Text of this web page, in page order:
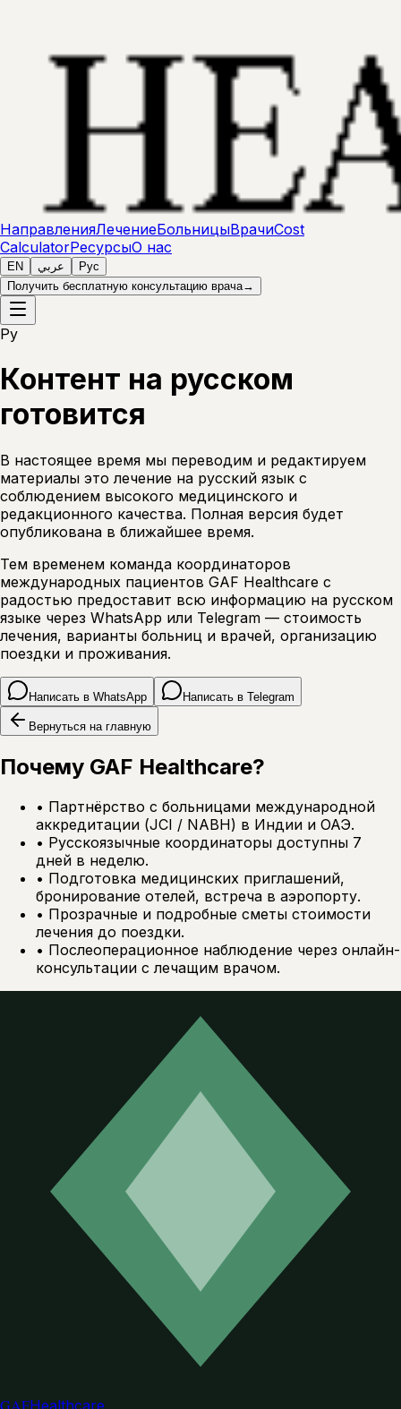
НаправленияЛечениеБольницыВрачиCost
CalculatorРесурсыО нас
EN عربي
Рус
Получить бесплатную консультацию врача→
Ру
Контент на русском
готовится
В настоящее время мы переводим и редактируем
материалы это лечение на русский язык с
соблюдением высокого медицинского и
редакционного качества. Полная версия будет
опубликована в ближайшее время.
Тем временем команда координаторов
международных пациентов GAF Healthcare с
радостью предоставит всю информацию на русском
языке через WhatsApp или Telegram — стоимость
лечения, варианты больниц и врачей, организацию
поездки и проживания.
Написать в WhatsApp Написать в Telegram
Вернуться на главную
Почему GAF Healthcare?
• Партнёрство с больницами международной
аккредитации (JCI / NABH) в Индии и ОАЭ.
• Русскоязычные координаторы доступны 7
дней в неделю.
• Подготовка медицинских приглашений,
бронирование отелей, встреча в аэропорту.
• Прозрачные и подробные сметы стоимости
лечения до поездки.
• Послеоперационное наблюдение через онлайн-
консультации с лечащим врачом.
GAFHealthcare